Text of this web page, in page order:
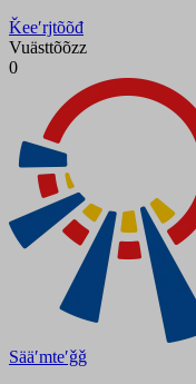
Ǩeeʹrjtõõđ
Vuästtõõzz
0
Sääʹmteʹǧǧ